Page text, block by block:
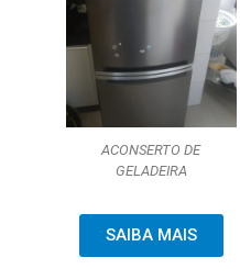
ACONSERTO DE
GELADEIRA
SAIBA MAIS